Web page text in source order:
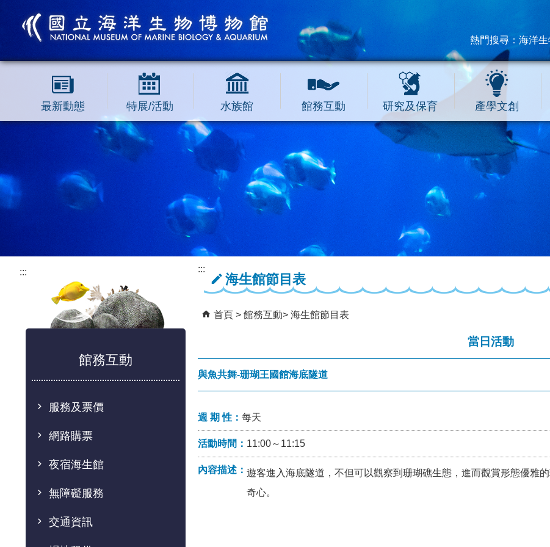
跳到主要內容區塊
熱門搜尋： 海洋生
最新動態 特展/活動 水族館 館務互動 研究及保育 產學文創
:::
館務互動
服務及票價
網路購票
夜宿海生館
無障礙服務
交通資訊
:::
海生館節目表
首頁 館務互動 海生館節目表
當日活動
與魚共舞-珊瑚王國館海底隧道
週 期 性： 每天
活動時間： 11:00～11:15
內容描述： 遊客進入海底隧道，不但可以觀察到珊瑚礁生態，進而觀賞形態優雅
奇心。